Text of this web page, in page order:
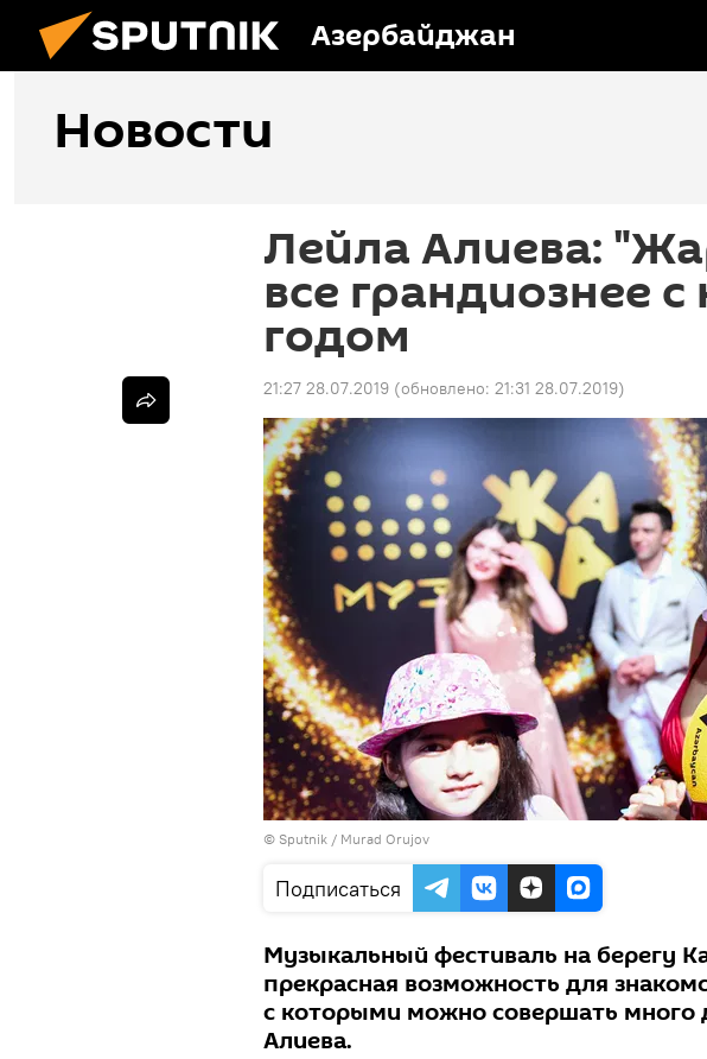
Азербайджан
Новости
Лейла Алиева:
все грандиознее
годом
21:27 28.07.2019 (обновлено: 21:31 28.07.2019)
© Sputnik / Murad Orujov
Подписаться
Музыкальный фестиваль на берегу
прекрасная возможность для
с которыми можно совершать много
Алиева.